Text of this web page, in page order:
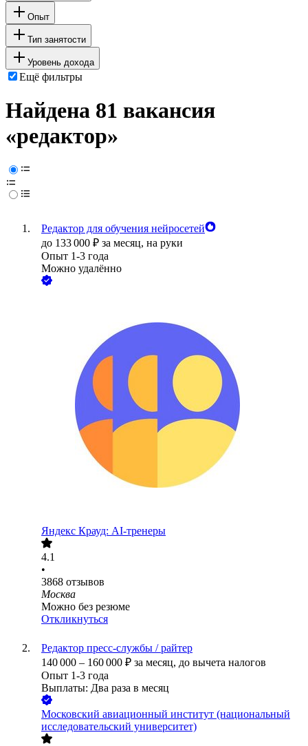
Опыт
Тип занятости
Уровень дохода
Ещё фильтры
Найдена 81 вакансия
«редактор»
Редактор для обучения нейросетей
до 133 000 ₽ за месяц, на руки
Опыт 1-3 года
Можно удалённо
Яндекс Крауд: AI-тренеры
4.1
•
3868 отзывов
Москва
Можно без резюме
Откликнуться
Редактор пресс-службы / райтер
140 000 – 160 000 ₽ за месяц, до вычета налогов
Опыт 1-3 года
Выплаты: Два раза в месяц
Московский авиационный институт (национальный
исследовательский университет)